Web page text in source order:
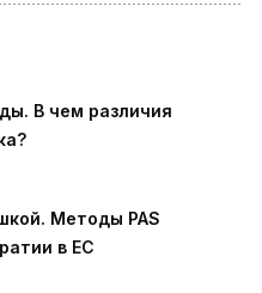
В чем различия
Методы PAS
в ЕС